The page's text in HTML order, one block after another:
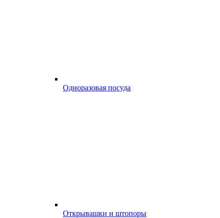
Одноразовая посуда
Открывашки и штопоры